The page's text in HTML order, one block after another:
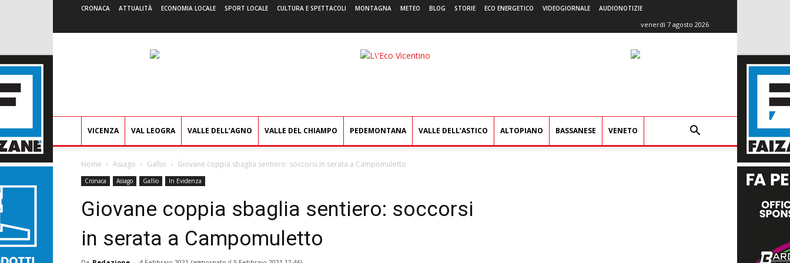
CRONACA ATTUALITÀ ECONOMIA LOCALE SPORT LOCALE CULTURA E SPETTACOLI MONTAGNA METEO BLOG STORIE ECO ENERGETICO VIDEOGIORNALE AUDIONOTIZIE
venerdì 7 agosto 2026
L'Eco
VICENZA VAL LEOGRA VALLE DELL’AGNO VALLE DEL CHIAMPO PEDEMONTANA VALLE DELL’ASTICO ALTOPIANO BASSANESE VENETO
Home Asiago Gallio Giovane coppia sbaglia sentiero: soccorsi in serata a Campomuletto
Cronaca Asiago Gallio In Evidenza
Giovane coppia sbaglia sentiero: soccorsi
in serata a Campomuletto